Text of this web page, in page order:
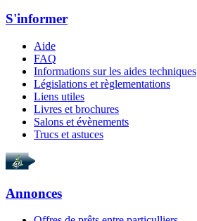
S'informer
Aide
FAQ
Informations sur les aides techniques
Législations et règlementations
Liens utiles
Livres et brochures
Salons et évènements
Trucs et astuces
Annonces